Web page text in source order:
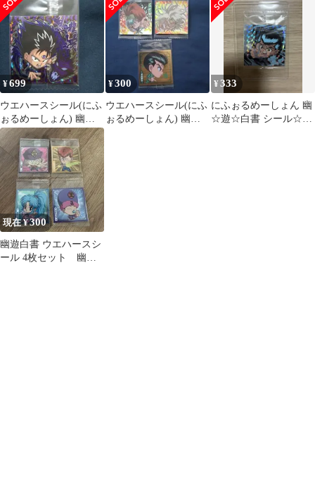
浦飯幽助&桑原和真&蔵
馬【SEC】 33
ス全30種 セット
¥699
ウエハースシール(にふ
ぉるめーしょん) 幽☆
遊☆白書 飛影 1
¥300
ウエハースシール(にふ
ぉるめーしょん) 幽☆
¥333
にふぉるめーしょん 幽
☆遊☆白書 シール☆ウ
現在 ¥300
幽遊白書 ウエハースシ
ール 4枚セット 幽☆